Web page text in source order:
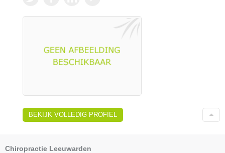
BEKIJK VOLLEDIG PROFIEL
Chiropractie Leeuwarden